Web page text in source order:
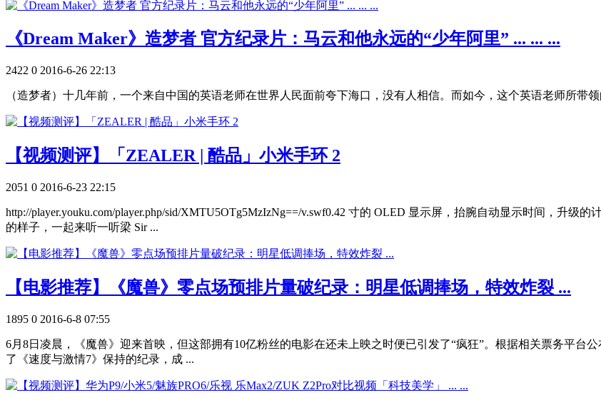
《Dream Maker》造梦者 官方纪录片：马云和他永远的“少年阿里” ... ... ...
2422 0 2016-6-26 22:13
（造梦者）十几年前，一个来自中国的英语老师在世界人民面前夸下海口，没有人相信。而如今，这个英语老师所带
【视频测评】「ZEALER | 酷品」小米手环 2
2051 0 2016-6-23 22:15
http://player.youku.com/player.php/sid/XMTU5OTg5MzIzNg==/v.swf0.42 寸的 OLED 显示屏，抬腕自动显示时间，升级
的样子，一起来听一听梁 Sir ...
【电影推荐】《魔兽》零点场预排片量破纪录：明星低调捧场，特效炸裂 ...
1895 0 2016-6-8 07:55
6月8日凌晨，《魔兽》迎来首映，但这部拥有10亿粉丝的电影在还未上映之时便已引发了“疯狂”。根据相关票务平台
了《速度与激情7》保持的纪录，成 ...